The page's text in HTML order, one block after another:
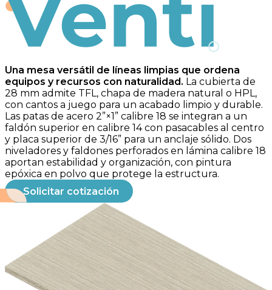
Venti
Una mesa versátil de líneas limpias que ordena
equipos y recursos con naturalidad. La cubierta de
28 mm admite TFL, chapa de madera natural o HPL,
con cantos a juego para un acabado limpio y durable.
Las patas de acero 2”×1” calibre 18 se integran a un
faldón superior en calibre 14 con pasacables al centro
y placa superior de 3/16” para un anclaje sólido. Dos
niveladores y faldones perforados en lámina calibre 18
aportan estabilidad y organización, con pintura
epóxica en polvo que protege la estructura.
Solicitar cotización